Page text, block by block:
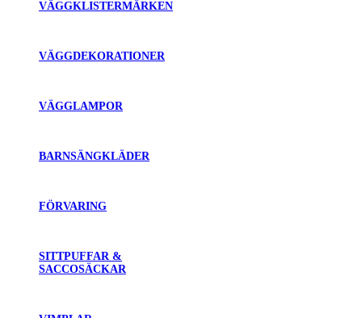
VÄGGKLISTERMÄRKEN
VÄGGDEKORATIONER
VÄGGLAMPOR
BARNSÄNGKLÄDER
FÖRVARING
SITTPUFFAR &
SACCOSÄCKAR